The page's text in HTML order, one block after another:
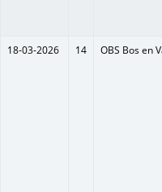
18-03-2026 14 OBS Bos en